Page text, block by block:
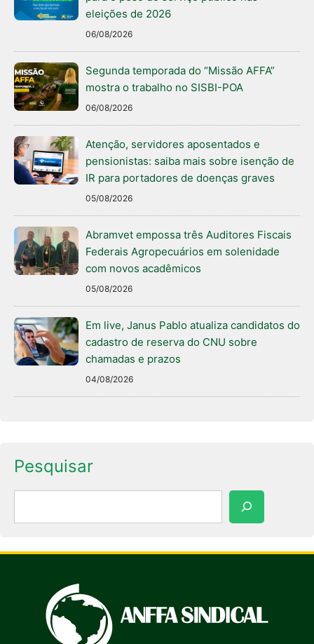
eleições de 2026
06/08/2026
Segunda temporada do “Missão AFFA”
mostra o trabalho no SISBI-POA
06/08/2026
Atenção, servidores aposentados e
pensionistas: saiba mais sobre isenção de
IR para portadores de doenças graves
05/08/2026
Abramvet empossa três Auditores Fiscais
Federais Agropecuários em solenidade
com novos acadêmicos
05/08/2026
Em live, Janus Pablo atualiza candidatos do
cadastro de reserva do CNU sobre
chamadas e prazos
04/08/2026
Pesquisar